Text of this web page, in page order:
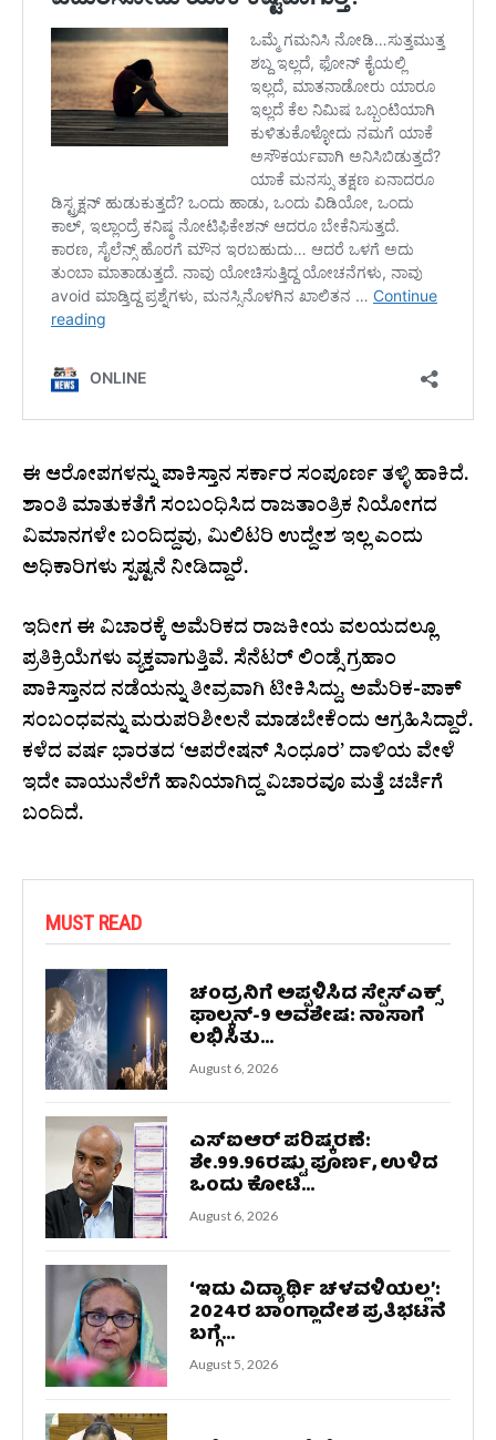
ಈ ಆರೋಪಗಳನ್ನು ಪಾಕಿಸ್ತಾನ ಸರ್ಕಾರ ಸಂಪೂರ್ಣ ತಳ್ಳಿ ಹಾಕಿದೆ.
ಶಾಂತಿ ಮಾತುಕತೆಗೆ ಸಂಬಂಧಿಸಿದ ರಾಜತಾಂತ್ರಿಕ ನಿಯೋಗದ
ವಿಮಾನಗಳೇ ಬಂದಿದ್ದವು, ಮಿಲಿಟರಿ ಉದ್ದೇಶ ಇಲ್ಲ ಎಂದು
ಅಧಿಕಾರಿಗಳು ಸ್ಪಷ್ಟನೆ ನೀಡಿದ್ದಾರೆ.
ಇದೀಗ ಈ ವಿಚಾರಕ್ಕೆ ಅಮೆರಿಕದ ರಾಜಕೀಯ ವಲಯದಲ್ಲೂ
ಪ್ರತಿಕ್ರಿಯೆಗಳು ವ್ಯಕ್ತವಾಗುತ್ತಿವೆ. ಸೆನೆಟರ್ ಲಿಂಡ್ಸೆ ಗ್ರಹಾಂ
ಪಾಕಿಸ್ತಾನದ ನಡೆಯನ್ನು ತೀವ್ರವಾಗಿ ಟೀಕಿಸಿದ್ದು, ಅಮೆರಿಕ-ಪಾಕ್
ಸಂಬಂಧವನ್ನು ಮರುಪರಿಶೀಲನೆ ಮಾಡಬೇಕೆಂದು ಆಗ್ರಹಿಸಿದ್ದಾರೆ.
ಕಳೆದ ವರ್ಷ ಭಾರತದ ‘ಆಪರೇಷನ್ ಸಿಂಧೂರ’ ದಾಳಿಯ ವೇಳೆ
ಇದೇ ವಾಯುನೆಲೆಗೆ ಹಾನಿಯಾಗಿದ್ದ ವಿಚಾರವೂ ಮತ್ತೆ ಚರ್ಚೆಗೆ
ಬಂದಿದೆ.
MUST READ
ಚಂದ್ರನಿಗೆ ಅಪ್ಪಳಿಸಿದ ಸ್ಪೇಸ್‌ಎಕ್ಸ್
ಫಾಲ್ಕನ್-9 ಅವಶೇಷ: ನಾಸಾಗೆ
ಲಭಿಸಿತು...
August 6, 2026
ಎಸ್‌ಐಆರ್‌ ಪರಿಷ್ಕರಣೆ:
ಶೇ.99.96ರಷ್ಟು ಪೂರ್ಣ, ಉಳಿದ
ಒಂದು ಕೋಟಿ...
August 6, 2026
‘ಇದು ವಿದ್ಯಾರ್ಥಿ ಚಳವಳಿಯಲ್ಲ’:
2024ರ ಬಾಂಗ್ಲಾದೇಶ ಪ್ರತಿಭಟನೆ
ಬಗ್ಗೆ...
August 5, 2026